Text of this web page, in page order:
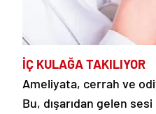
İÇ KULAĞA TAKILIYOR
Ameliyata, cerrah ve
Bu, dışarıdan gelen